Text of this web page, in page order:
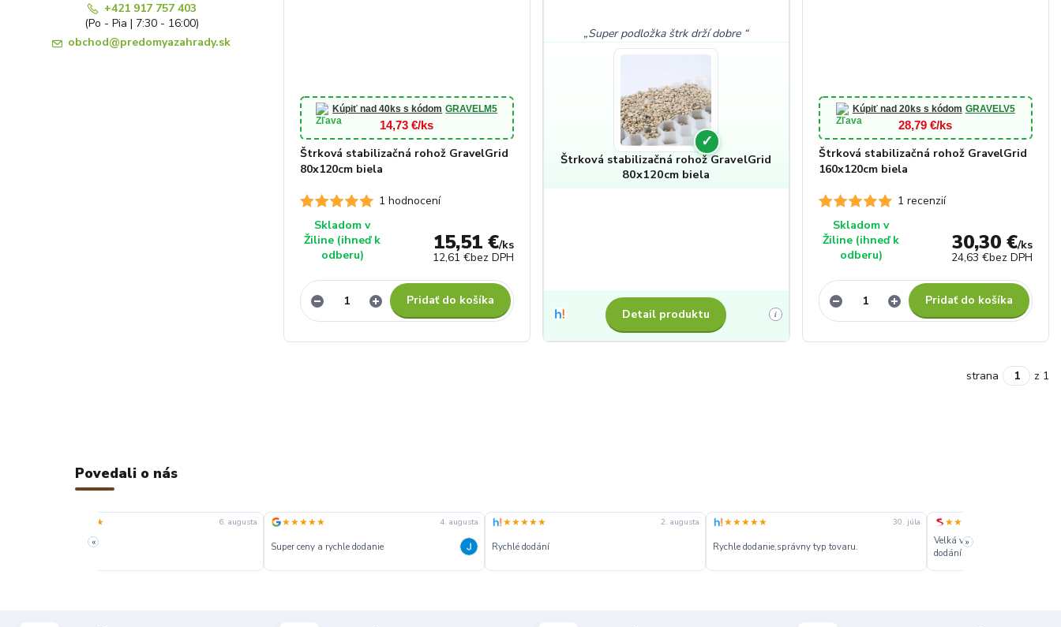
Kúpiť nad 40ks s kódom GRAVELM5
14,73 €/ks
1 hodnocení
Štrková stabilizačná rohož GravelGrid
80x120cm biela
15,51 €/ks
12,61 €bez DPH
Skladom v
Žiline (ihneď k
odberu)
Pridať do košíka
Super podložka štrk drží dobre
✓
Štrková stabilizačná rohož GravelGrid
80x120cm biela
Detail produktu i
Kúpiť nad 20ks s kódom GRAVELV5
28,79 €/ks
1 recenzií
Štrková stabilizačná rohož GravelGrid
160x120cm biela
30,30 €/ks
24,63 €bez DPH
Skladom v
Žiline (ihneď k
odberu)
Pridať do košíka
strana z 1
+421 917 757 403
(Po - Pia | 7:30 - 16:00)
obchod@predomyazahrady.sk
Povedali o nás
«
30. júla 28. júla
Velká vstřícnost obchodu Komunikace Rychlé
dodání — Nic
28. júla
Dobré
26. júla
ziadna »